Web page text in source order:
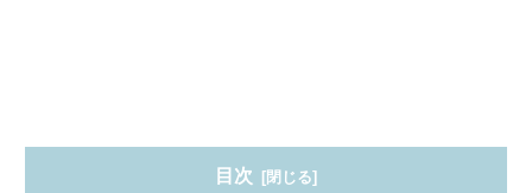
目次